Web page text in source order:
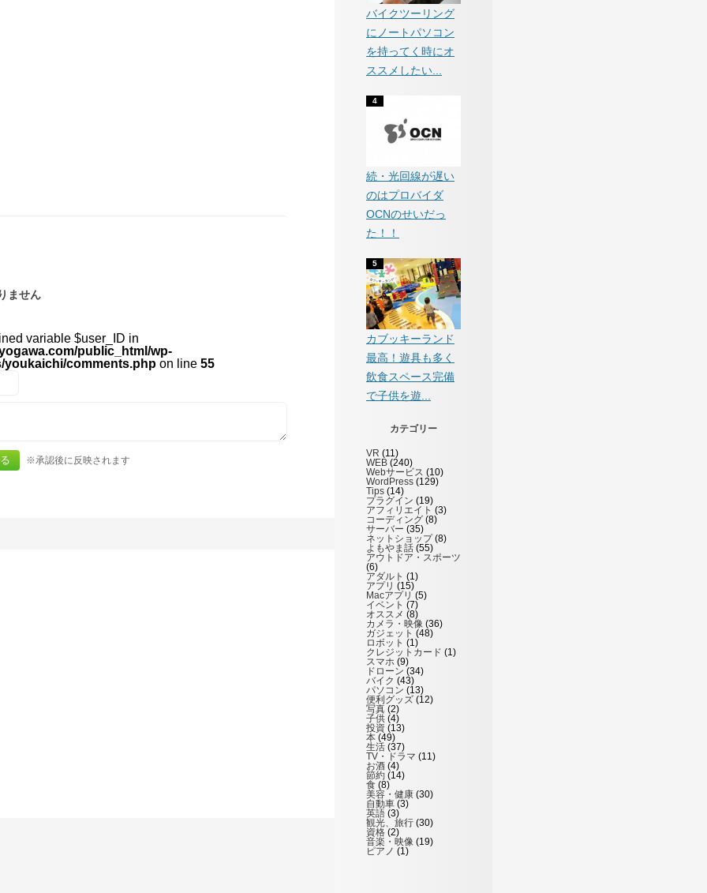
ません
variable $user_ID in
public_html/wp-
youkaichi/comments.php on line 55
※承認後に反映されます
バイクツーリング
にノートパソコン
を持ってく時にオ
ススメしたい...
続・光回線が遅い
のはプロバイダ
OCNのせいだっ
た！！
カブッキーランド
最高！遊具も多く
飲食スペース完備
で子供を遊...
カテゴリー
VR (11)
WEB (240)
Webサービス (10)
WordPress (129)
Tips (14)
プラグイン (19)
アフィリエイト (3)
コーディング (8)
サーバー (35)
ネットショップ(8)
よもやま話 (55)
アウトドア・スポーツ
(6)
アダルト (1)
アプリ (15)
Macアプリ (5)
イベント (7)
オススメ (8)
カメラ・映像 (36)
ガジェット (48)
ロボット (1)
クレジットカード (1)
スマホ (9)
ドローン (34)
バイク (43)
パソコン (13)
便利グッズ (12)
写真 (2)
子供 (4)
投資 (13)
本 (49)
生活 (37)
TV・ドラマ (11)
お酒 (4)
節約 (14)
食 (8)
美容・健康 (30)
自動車 (3)
英語 (3)
観光、旅行 (30)
資格 (2)
音楽・映像 (19)
ピアノ (1)